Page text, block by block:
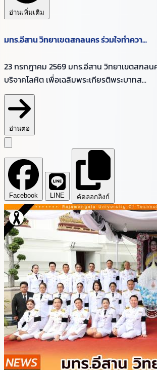
อ่านเพิ่มเติม
มทร.อีสาน วิทยาเขตสกลนคร ร่วมใจทำควา...
23 กรกฎาคม 2569 มทร.อีสาน วิทยาเขตสกลน
บริจาคโลหิต เพื่อเฉลิมพระเกียรติพระบาทส...
อ่านต่อ
Facebook LINE คัดลอกลิงก์